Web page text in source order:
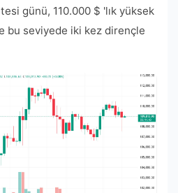
günü, 110.000 $ 'lık yüksek
bu seviyede iki kez dirençle